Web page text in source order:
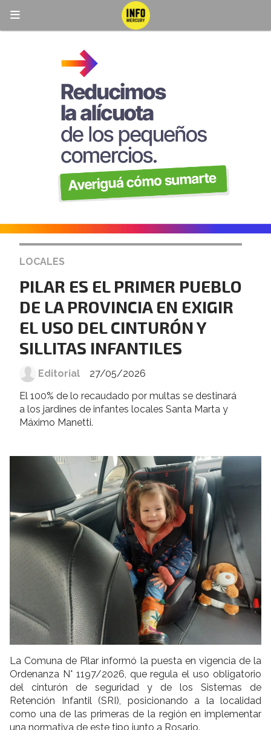
PILAR ES EL PRIMER PUEBLO
DE LA PROVINCIA EN EXIGIR
EL USO DEL CINTURÓN Y
SILLITAS INFANTILES
El 100% de lo recaudado por multas se destinará
a los jardines de infantes locales Santa Marta y
Máximo Manetti.
LOCALES
27/05/2026
Editorial
La Comuna de Pilar informó la puesta en vigencia de la
Ordenanza N° 1197/2026, que regula el uso obligatorio
del cinturón de seguridad y de los Sistemas de
Retención Infantil (SRI), posicionando a la localidad
como una de las primeras de la región en implementar
una normativa de este tipo junto a Rosario.